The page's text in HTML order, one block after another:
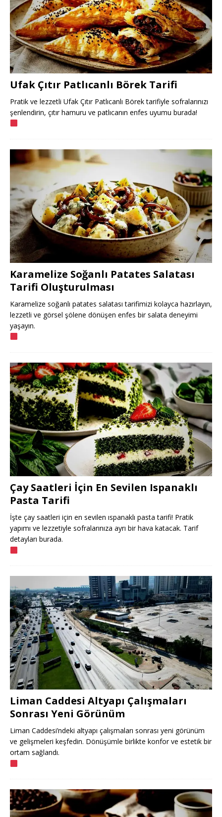
Ufak Çıtır Patlıcanlı Börek Tarifi
Pratik ve lezzetli Ufak Çıtır Patlıcanlı Börek tarifiyle sofralarınızı
şenlendirin, çıtır hamuru ve patlıcanın enfes uyumu burada!
Karamelize Soğanlı Patates Salatası
Tarifi Oluşturulması
Karamelize soğanlı patates salatası tarifimizi kolayca hazırlayın,
lezzetli ve görsel şölene dönüşen enfes bir salata deneyimi
yaşayın.
Çay Saatleri İçin En Sevilen Ispanaklı
Pasta Tarifi
İşte çay saatleri için en sevilen ıspanaklı pasta tarifi! Pratik
yapımı ve lezzetiyle sofralarınıza ayrı bir hava katacak. Tarif
detayları burada.
Liman Caddesi Altyapı Çalışmaları
Sonrası Yeni Görünüm
Liman Caddesi’ndeki altyapı çalışmaları sonrası yeni görünüm
ve gelişmeleri keşfedin. Dönüşümle birlikte konfor ve estetik bir
ortam sağlandı.